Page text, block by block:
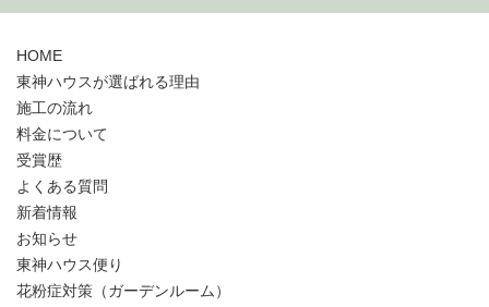
HOME
東神ハウスが選ばれる理由
施工の流れ
料金について
受賞歴
よくある質問
新着情報
お知らせ
東神ハウス便り
花粉症対策（ガーデンルーム）